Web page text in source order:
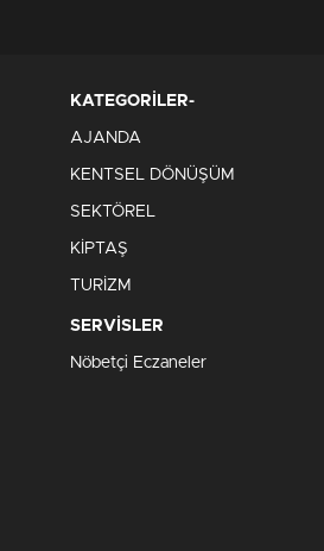
KATEGORİLER-
AJANDA
KENTSEL DÖNÜŞÜM
SEKTÖREL
KİPTAŞ
TURİZM
SERVİSLER
Nöbetçi Eczaneler